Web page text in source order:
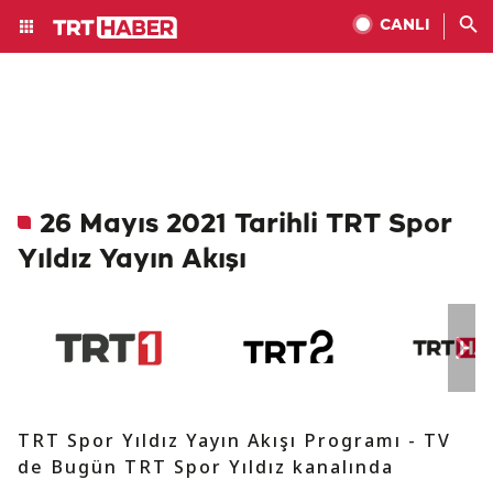
CANLI
26 Mayıs 2021 Tarihli TRT Spor
Yıldız Yayın Akışı
TRT Spor Yıldız Yayın Akışı Programı - TV
de Bugün TRT Spor Yıldız kanalında